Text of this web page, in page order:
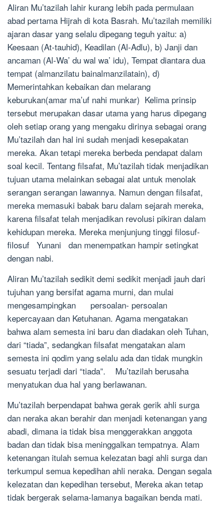
Aliran Mu’tazilah lahir kurang lebih pada permulaan
abad pertama Hijrah di kota Basrah. Mu’tazilah memiliki
ajaran dasar yang selalu dipegang teguh yaitu: a)
Keesaan (At-tauhid), Keadilan (Al-Adlu), b) Janji dan
ancaman (Al-Wa’ du wal wa’ idu), Tempat diantara dua
tempat (almanzilatu bainalmanzilatain), d)
Memerintahkan kebaikan dan melarang
keburukan(amar ma’uf nahi munkar) Kelima prinsip
tersebut merupakan dasar utama yang harus dipegang
oleh setiap orang yang mengaku dirinya sebagai orang
Mu’tazilah dan hal ini sudah menjadi kesepakatan
mereka. Akan tetapi mereka berbeda pendapat dalam
soal kecil. Tentang filsafat, Mu’tazilah tidak menjadikan
tujuan utama melainkan sebagai alat untuk menolak
serangan serangan lawannya. Namun dengan filsafat,
mereka memasuki babak baru dalam sejarah mereka,
karena filsafat telah menjadikan revolusi pikiran dalam
kehidupan mereka. Mereka menjunjung tinggi filosuf-
filosuf Yunani dan menempatkan hampir setingkat
dengan nabi.
Aliran Mu’tazilah sedikit demi sedikit menjadi jauh dari
tujuhan yang bersifat agama murni, dan mulai
mengesampingkan persoalan- persoalan
kepercayaan dan Ketuhanan. Agama mengatakan
bahwa alam semesta ini baru dan diadakan oleh Tuhan,
dari “tiada”, sedangkan filsafat mengatakan alam
semesta ini qodim yang selalu ada dan tidak mungkin
sesuatu terjadi dari “tiada”. Mu’tazilah berusaha
menyatukan dua hal yang berlawanan.
Mu’tazilah berpendapat bahwa gerak gerik ahli surga
dan neraka akan berahir dan menjadi ketenangan yang
abadi, dimana ia tidak bisa menggerakkan anggota
badan dan tidak bisa meninggalkan tempatnya. Alam
ketenangan itulah semua kelezatan bagi ahli surga dan
terkumpul semua kepedihan ahli neraka. Dengan segala
kelezatan dan kepedihan tersebut, Mereka akan tetap
tidak bergerak selama-lamanya bagaikan benda mati.